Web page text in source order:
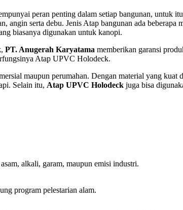
peran penting dalam setiap bangunan, untuk
serta debu. Jenis Atap bangunan ada beberapa
biasanya digunakan untuk kanopi.
PT. Anugerah Karyatama memberikan garansi
Atap UPVC Holodeck.
maupun perumahan. Dengan material yang kuat
Selain itu, Atap UPVC Holodeck juga bisa
alkali, garam, maupun emisi industri.
program pelestarian alam.